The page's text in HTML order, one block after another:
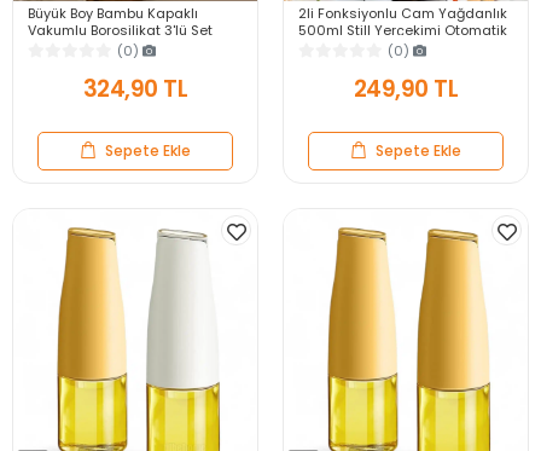
Büyük Boy Bambu Kapaklı
Vakumlu Borosilikat 3'lü Set
Cam Yağlık Sirkelik Bambu Altlik
(0)
324,90 TL
Sepete Ekle
2li Fonksiyonlu Cam Yağdanlık
500ml Still Yerçekimi Otomatik
Kapak Damlatmayan Ağızlı
(0)
249,90 TL
Sepete Ekle